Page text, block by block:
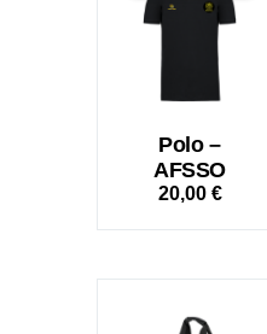
Polo –
AFSSO
20,00 €